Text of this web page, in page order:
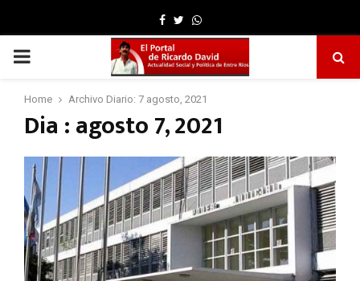
Facebook
TwitterWhatsapp
PRIMARY
MENU
Home Archivo Diario: 7 agosto, 2021
Dia : agosto 7, 2021